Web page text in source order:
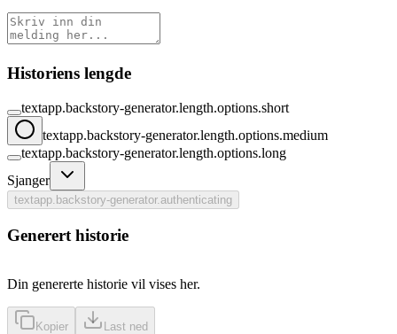
Historiens lengde
textapp.backstory-generator.length.options.short
textapp.backstory-generator.length.options.medium
textapp.backstory-generator.length.options.long
Sjanger
textapp.backstory-generator.authenticating
Generert historie
Din genererte historie vil vises her.
Kopier Last ned